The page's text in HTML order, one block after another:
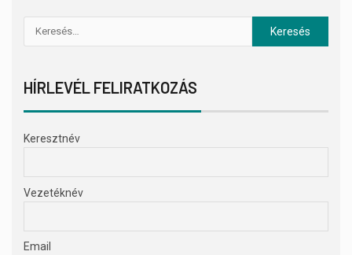
HÍRLEVÉL FELIRATKOZÁS
Keresztnév
Vezetéknév
Email